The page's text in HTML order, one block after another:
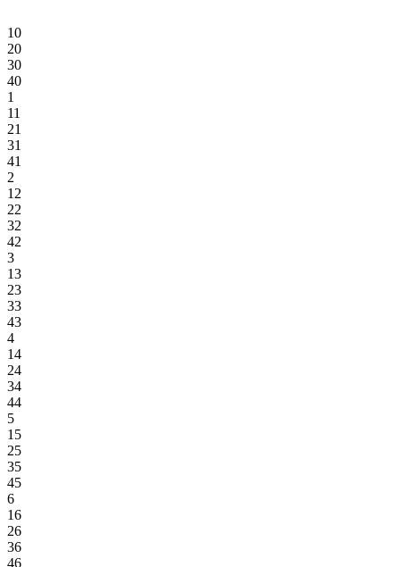
10
20
30
40
1
11
21
31
41
2
12
22
32
42
3
13
23
33
43
4
14
24
34
44
5
15
25
35
45
6
16
26
36
46